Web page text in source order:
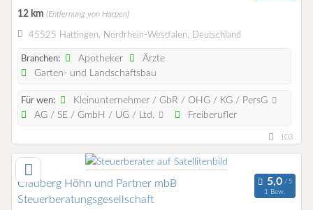
12 km (Entfernung von Harpen)
45525 Hattingen, Nordrhein-Westfalen, Deutschland
Branchen: Apotheker
Ärzte
Garten- und Landschaftsbau
Für wen:
Kleinunternehmer / GbR / OHG / KG / PersG
AG / SE / GmbH / UG / Ltd.
Freiberufler
103
Clauberg Höhn und Partner mbB
Steuerberatungsgesellschaft
1 Bew.